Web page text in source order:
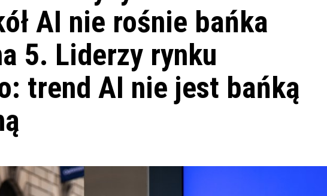
AI nie rośnie bańka
5. Liderzy rynku
trend AI nie jest bańką